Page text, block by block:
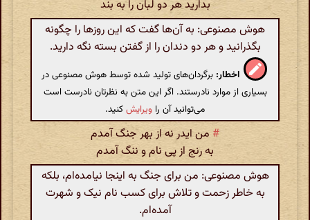
بدارید هر دو لبان را به بند
هوش مصنوعی: به آن‌ها گفت که این روزها را چگونه
بگذرانید و هر دو دندان را از گفتن بسته نگه دارید.
اخطار: برگردان‌های تولید شده توسط هوش مصنوعی در
بسیاری از موارد نادرستند. اگر این متن به نظرتان نادرست است
می‌توانید آن را ویرایشکنید.
# من ایدر نه از بهر جنگ آمدم
به رنج از پی نام و ننگ آمدم
هوش مصنوعی: من برای جنگ به اینجا نیامده‌ام، بلکه
به خاطر زحمت و تلاش برای کسب نام نیک و شهرت
آمده‌ام.